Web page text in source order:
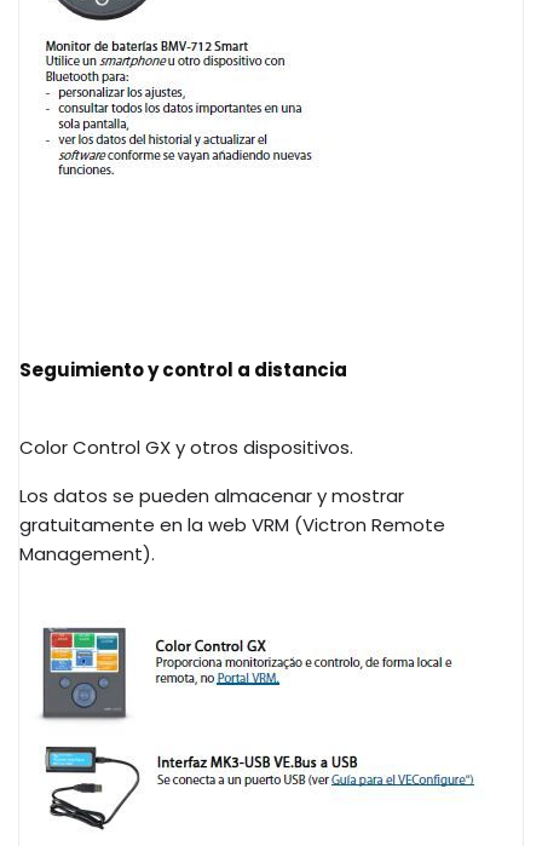
Seguimiento y control a distancia
Color Control GX y otros dispositivos.
Los datos se pueden almacenar y mostrar
gratuitamente en la web VRM (Victron Remote
Management).